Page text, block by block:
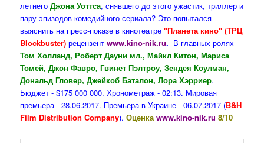
летнегоДжона Уоттса, снявшего до этого ужастик, триллер и
пару эпизодов комедийного сериала? Это попытался
выяснить на пресс-показе в кинотеатре"Планета кино" (ТРЦ
Blockbuster)рецензентwww.kino-nik.ru. В главных ролях -
Том Холланд, Роберт Дауни мл., Майкл Китон, Мариса
Томей, Джон Фавро, Гвинет Пэлтроу, Зендея Коулман,
Дональд Гловер, Джейкоб Баталон, Лора Хэрриер.
Бюджет - $175 000 000. Хронометраж - 02:13. Мировая
премьера - 28.06.2017. Премьера в Украине - 06.07.2017 (B&H
Film Distribution Company).Оценкаwww.kino-nik.ru 8/10